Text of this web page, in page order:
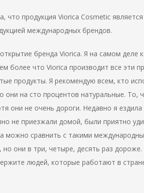
продукция Viorica Cosmetic является
международных брендов.
бренда Viorica. Я на самом деле
более что Viorica производит все эти
продукты. Я рекомендую всем, кто
они на сто процентов натуральные. То,
они не очень дороги. Недавно я
не приезжали домой, были приятно
можно сравнить с такими
они в три, четыре, десять раз
людей, которые работают в